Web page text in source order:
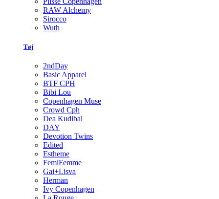
RAW Alchemy
Sirocco
Wuth
Tøj
2ndDay
Basic Apparel
BTF CPH
Bibi Lou
Copenhagen Muse
Crowd Cph
Dea Kudibal
DAY
Devotion Twins
Edited
Estheme
FemiFemme
Gai+Lisva
Herman
Ivy Copenhagen